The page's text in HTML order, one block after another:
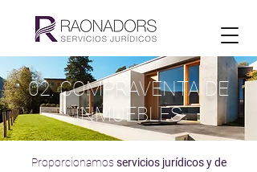
Proporcionamos servicios jurídicos y de
02. COMPRAVENTA DE
INMUEBLES